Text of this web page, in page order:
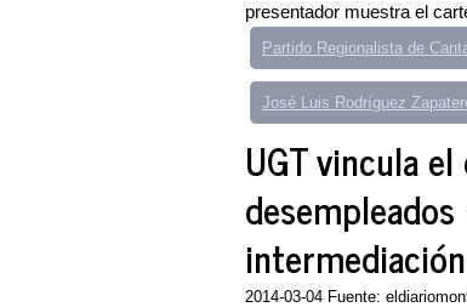
presentador muestra el
Partido Regionalista de
José Luis Rodríguez
UGT vincula
intermediación
2014-03-04 Fuente: